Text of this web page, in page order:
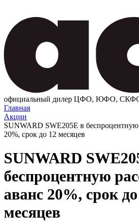
официальный дилер ЦФО, ЮФО,
Главная
Акции
SUNWARD SWE205E в
20%, срок до 12 месяцев
SUNWARD
беспроцентную
аванс 20%, срок
месяцев